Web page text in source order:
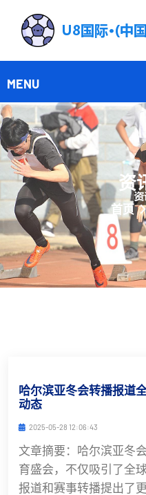
资
首页
哈尔滨亚冬会转播报道
动态
2025-05-28 12:06:43
文章摘要：哈尔滨亚冬
育盛会，不仅吸引了全
报道和赛事转播提出了